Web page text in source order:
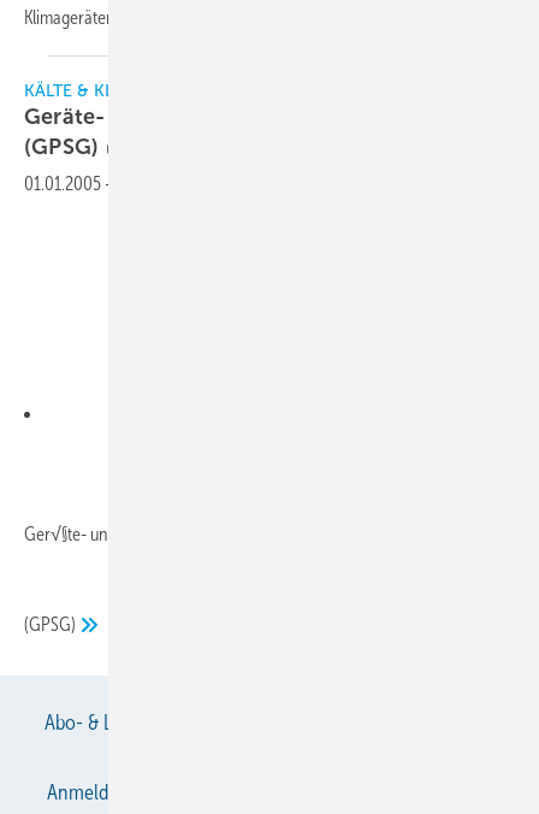
Klimagerä­ten im Privatmarkt vergli­chen mit
KÄLTE & KLIMATECHNIK
Geräte- und Produktsicherheitsgesetz
(GPSG)
01.01.2005 -
Ger√§te- und Produktsicherheitsgesetz
(GPSG)
Abo- & Leserservice
Anmelden